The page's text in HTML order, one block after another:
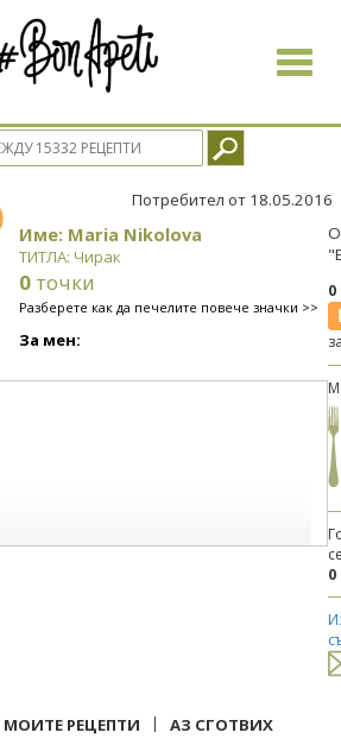
Toggle
Потребител от 18.05.2016
Име: Maria Nikolova
ТИТЛА: Чирак
0 точки
Разберете как да печелите повече значки >>
За мен:
0
МОИТЕ РЕЦЕПТИ | АЗ СГОТВИХ